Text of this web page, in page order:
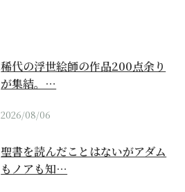
稀代の浮世絵師の作品200点余り
が集結。…
2026/08/06
聖書を読んだことはないがアダム
もノアも知…